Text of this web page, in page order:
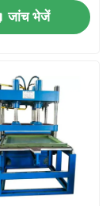
जांच भेजें